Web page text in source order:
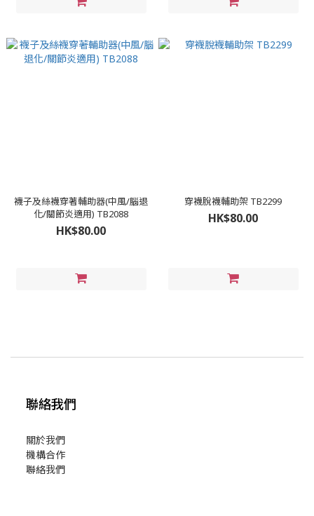
襪子及絲襪穿著輔助器(中風/腦退
化/關節炎適用) TB2088
HK$80.00
穿襪脫襪輔助架 TB2299
HK$80.00
聯絡我們
關於我們
機構合作
聯絡我們